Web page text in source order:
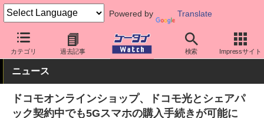
Powered by Translate
カテゴリ 過去記事 検索 Impressサイト
ケータイ Watch キャリア ドコモ サポート
ニュース
ドコモオンラインショップ、ドコモ光とシェアパ
ック契約中でも5Gスマホの購入手続きが可能に